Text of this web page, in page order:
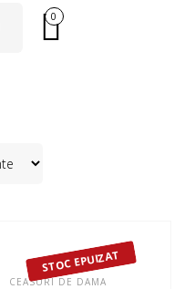
0
STOC EPUIZAT
CEASURI DE DAMA